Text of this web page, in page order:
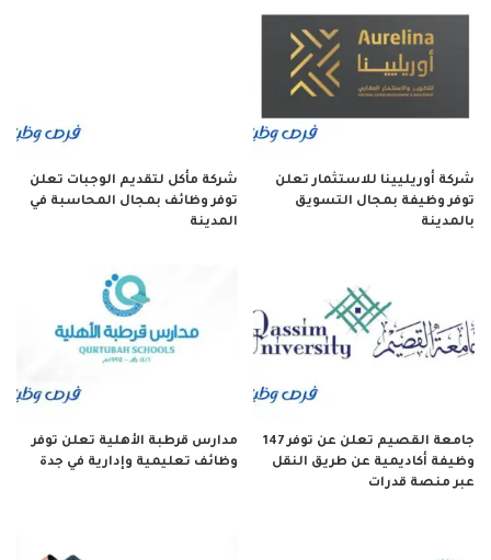
شركة أوريليينا للاستثمار تعلن
توفر وظيفة بمجال التسويق
بالمدينة
شركة مأكل لتقديم الوجبات تعلن
توفر وظائف بمجال المحاسبة في
المدينة
جامعة القصيم تعلن عن توفر 147
وظيفة أكاديمية عن طريق النقل
عبر منصة قدرات
مدارس قرطبة الأهلية تعلن توفر
وظائف تعليمية وإدارية في جدة